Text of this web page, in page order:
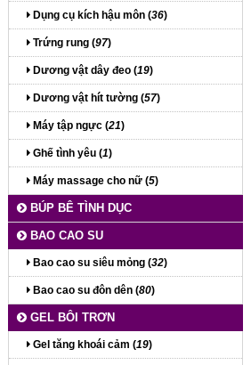
Dụng cụ kích hậu môn (36)
Trứng rung (97)
Dương vật dây đeo (19)
Dương vật hít tường (57)
Máy tập ngực (21)
Ghế tình yêu (1)
Máy massage cho nữ (5)
BÚP BÊ TÌNH DỤC
BAO CAO SU
Bao cao su siêu mỏng (32)
Bao cao su đôn dên (80)
GEL BÔI TRƠN
Gel tăng khoái cảm (19)